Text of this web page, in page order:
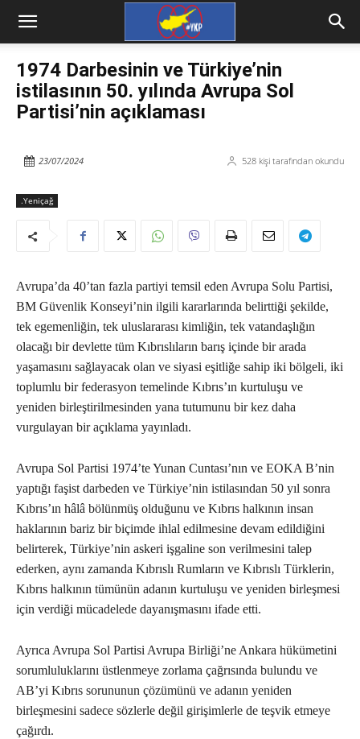
1974 Darbesinin ve Türkiye’nin
istilasının 50. yılında Avrupa Sol
Partisi’nin açıklaması
23/07/2024 528 kişi tarafından okundu
.Yeniçağ
Avrupa’da 40’tan fazla partiyi temsil eden Avrupa Solu Partisi,
BM Güvenlik Konseyi’nin ilgili kararlarında belirttiği şekilde,
tek egemenliğin, tek uluslararası kimliğin, tek vatandaşlığın
olacağı bir devlette tüm Kıbrıslıların barış içinde bir arada
yaşamasını sağlayacak olan ve siyasi eşitliğe sahip iki bölgeli, iki
toplumlu bir federasyon temelinde Kıbrıs’ın kurtuluşu ve
yeniden birleştirilmesinden yana tutumunu bir kez daha
vurgulayan bir açıklama yayınladı.
Avrupa Sol Partisi 1974’te Yunan Cuntası’nın ve EOKA B’nin
yaptığı faşist darbeden ve Türkiye’nin istilasından 50 yıl sonra
Kıbrıs’ın hâlâ bölünmüş olduğunu ve Kıbrıs halkının insan
haklarının bariz bir biçimde ihlal edilmesine devam edildiğini
belirterek, Türkiye’nin askeri işgaline son verilmesini talep
ederken, aynı zamanda Kıbrıslı Rumların ve Kıbrıslı Türklerin,
Kıbrıs halkının tümünün adanın kurtuluşu ve yeniden birleşmesi
için verdiği mücadelede dayanışmasını ifade etti.
Ayrıca Avrupa Sol Partisi Avrupa Birliği’ne Ankara hükümetini
sorumluluklarını üstlenmeye zorlama çağrısında bulundu ve
AB’yi Kıbrıs sorununun çözümünü ve adanın yeniden
birleşmesini sadece sözlerle değil girişimlerle de teşvik etmeye
çağırdı.